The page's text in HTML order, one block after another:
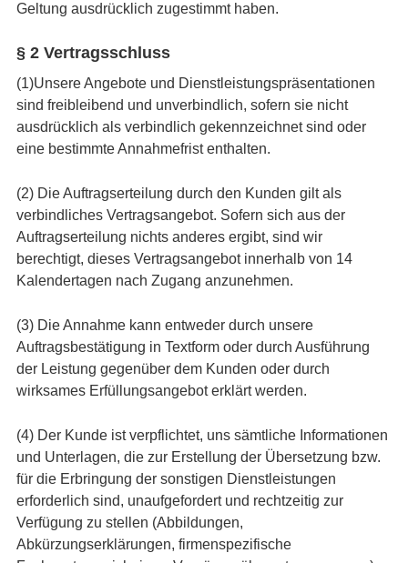
Geltung ausdrücklich zugestimmt haben.
§ 2 Vertragsschluss
(1)Unsere Angebote und Dienstleistungspräsentationen
sind freibleibend und unverbindlich, sofern sie nicht
ausdrücklich als verbindlich gekennzeichnet sind oder
eine bestimmte Annahmefrist enthalten.
(2) Die Auftragserteilung durch den Kunden gilt als
verbindliches Vertragsangebot. Sofern sich aus der
Auftragserteilung nichts anderes ergibt, sind wir
berechtigt, dieses Vertragsangebot innerhalb von 14
Kalendertagen nach Zugang anzunehmen.
(3) Die Annahme kann entweder durch unsere
Auftragsbestätigung in Textform oder durch Ausführung
der Leistung gegenüber dem Kunden oder durch
wirksames Erfüllungsangebot erklärt werden.
(4) Der Kunde ist verpflichtet, uns sämtliche Informationen
und Unterlagen, die zur Erstellung der Übersetzung bzw.
für die Erbringung der sonstigen Dienstleistungen
erforderlich sind, unaufgefordert und rechtzeitig zur
Verfügung zu stellen (Abbildungen,
Abkürzungserklärungen, firmenspezifische